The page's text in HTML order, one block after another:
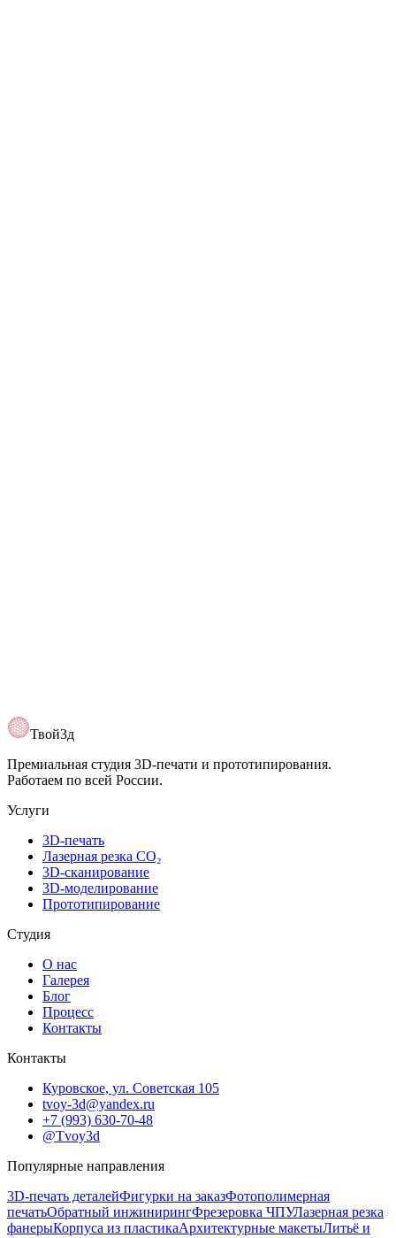
Твой3д
Премиальная студия 3D-печати и прототипирования.
Работаем по всей России.
Услуги
3D-печать
Лазерная резка CO₂
3D-сканирование
3D-моделирование
Прототипирование
Студия
О нас
Галерея
Блог
Процесс
Контакты
Контакты
Куровское, ул. Советская 105
tvoy-3d@yandex.ru
+7 (993) 630-70-48
@Tvoy3d
Популярные направления
3D-печать деталейФигурки на заказФотополимерная
печатьОбратный инжинирингФрезеровка ЧПУЛазерная резка
фанерыКорпуса из пластикаАрхитектурные макетыЛитьё и